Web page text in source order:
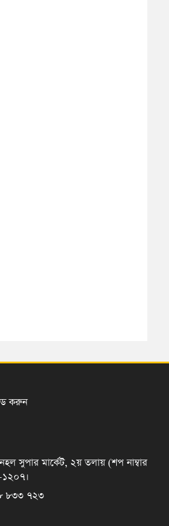
করুন
সুপার মার্কেট, ২য় তলায় (শপ নাম্বার
১২০৭।
৮৩৩ ৭২৩